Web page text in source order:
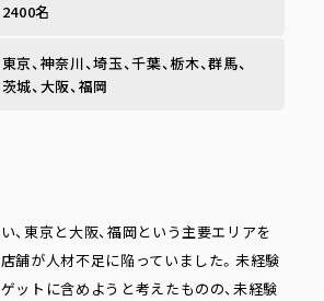
2400名
東京、神奈川、埼玉、千葉、栃木、群馬、
茨城、大阪、福岡
、東京と大阪、福岡という主要エリアを
舗が人材不足に陥っていました。未経験
ットに含めようと考えたものの、未経験